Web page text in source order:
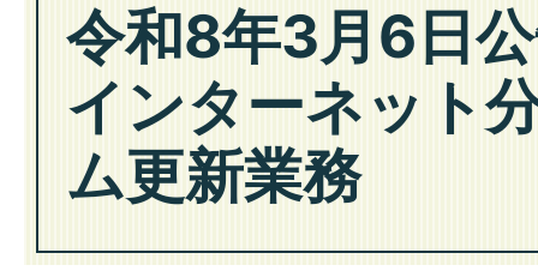
令和8年3月6日
インターネット
ム更新業務